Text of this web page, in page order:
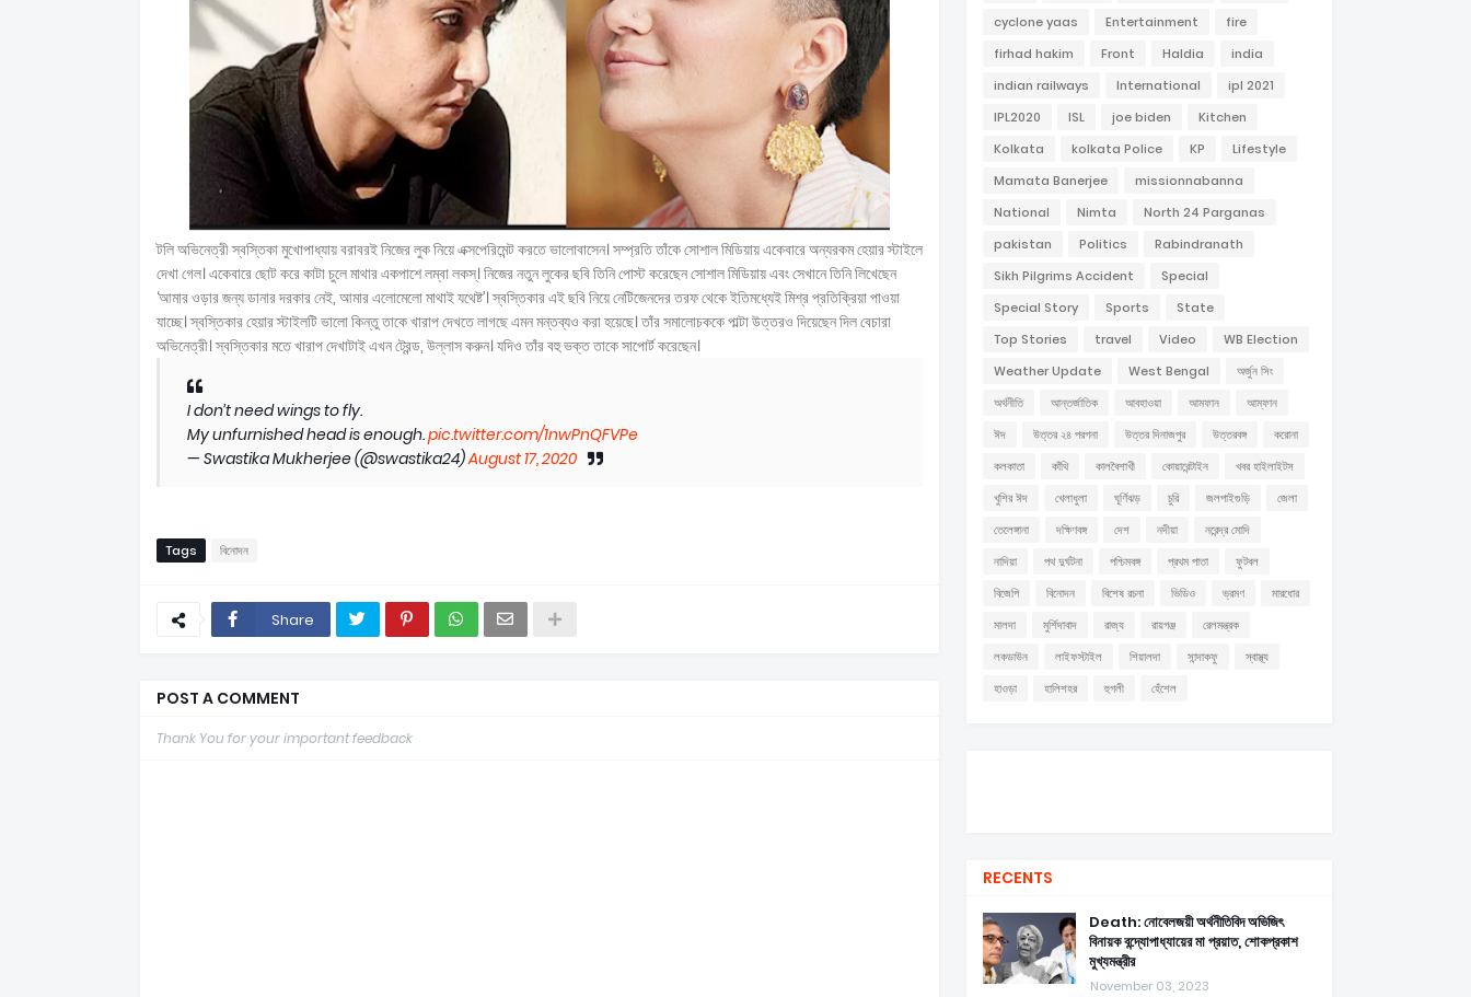
টলি অভিনেত্রী স্বস্তিকা মুখোপাধ্যায় বরাবরই নিজের লুক নিয়ে এক্সপেরিমেন্ট করতে ভালোবাসেন। সম্প্রতি তাঁকে সোশাল মিডিয়ায় একেবারে অন্যরকম হেয়ার স্টাইলে
দেখা গেল। একেবারে ছোট করে কাটা চুলে মাথার একপাশে লম্বা লকস্। নিজের নতুন লুকের ছবি তিনি পোস্ট করেছেন সোশাল মিডিয়ায় এবং সেখানে তিনি লিখেছেন
‘আমার ওড়ার জন্য ডানার দরকার নেই, আমার এলোমেলো মাথাই যথেষ্ট’। স্বস্তিকার এই ছবি নিয়ে নেটিজেনদের তরফ থেকে ইতিমধ্যেই মিশ্র প্রতিক্রিয়া পাওয়া
যাচ্ছে। স্বস্তিকার হেয়ার স্টাইলটি ভালো কিন্তু তাকে খারাপ দেখতে লাগছে এমন মন্তব্যও করা হয়েছে। তাঁর সমালোচককে পাল্টা উত্তরও দিয়েছেন দিল বেচারা
অভিনেত্রী। স্বস্তিকার মতে খারাপ দেখাটাই এখন ট্রেন্ড, উল্লাস করুন। যদিও তাঁর বহু ভক্ত তাকে সাপোর্ট করেছেন।
I don’t need wings to fly.
My unfurnished head is enough.pic.twitter.com/1nwPnQFVPe
— Swastika Mukherjee (@swastika24)August 17, 2020
Tags বিনোদন
Share
POST A COMMENT
Thank You for your important feedback
cyclone yaas
Entertainment
fire
firhad hakim
Front Haldia
india
indian railways
International
ipl 2021
IPL2020
ISL joe biden
Kitchen
Kolkata
kolkata Police KP
Lifestyle
Mamata Banerjee
missionnabanna
National
Nimta
North 24 Parganas
pakistan
Politics
Rabindranath
Sikh Pilgrims Accident
Special
Special Story
Sports
State
Top Stories
travel Video
WB Election
Weather Update
West Bengal
অর্জুন সিং
অর্থনীতি
আন্তর্জাতিক আবহাওয়া আমফান
আম্ফান
ঈদ
উত্তর ২৪ পরগনা উত্তর দিনাজপুর উত্তরবঙ্গ
করোনা
কলকাতা
কাঁথি কালবৈশাখী কোয়ারেন্টাইন
খবর হাইলাইটস
খুশির ঈদ
খেলাধুলা ঘূর্ণিঝড় চুরি জলপাইগুড়ি
জেলা
তেলেঙ্গানা
দক্ষিণবঙ্গ দেশ নদীয়া
নরেন্দ্র মোদি
নাদিয়া
পথ দুর্ঘটনা পশ্চিমবঙ্গ প্রথম পাতা
ফুটবল
বিজেপি
বিনোদন বিশেষ রচনা ভিডিও ভ্রমণ
মারধোর
মালদা
মুর্শিদাবাদ রাজ্য রায়গঞ্জ
রেলমন্ত্রক
লকডাউন
লাইফস্টাইল শিয়ালদা সান্দাকফু
স্বাস্থ্য
হাওড়া
হালিশহর হুগলী হেঁশেল
RECENTS
Death: নোবেলজয়ী অর্থনীতিবিদ অভিজিৎ
বিনায়ক বন্দ্যোপাধ্যায়ের মা প্রয়াত, শোকপ্রকাশ
মুখ্যমন্ত্রীর
November 03, 2023